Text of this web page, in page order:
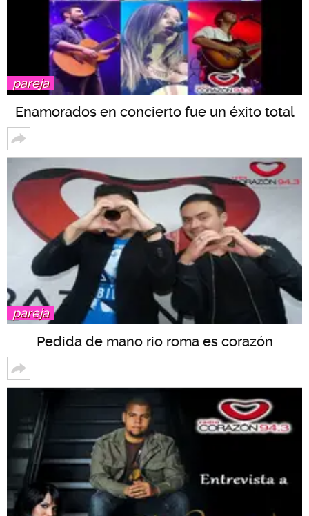
pareja
Enamorados en concierto fue un éxito total
pareja
Pedida de mano rio roma es corazón